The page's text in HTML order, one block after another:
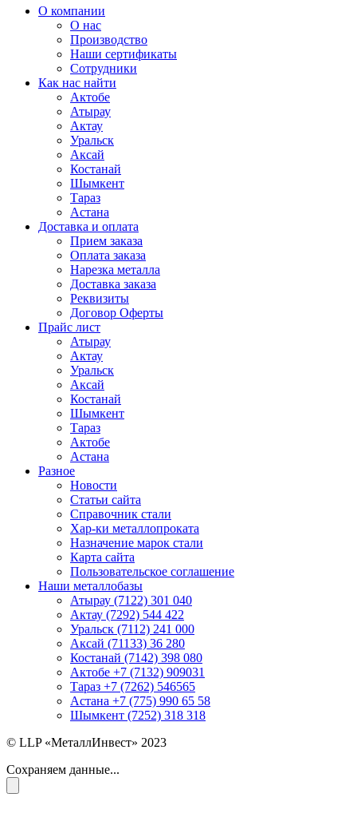
О компании
О нас
Производство
Наши сертификаты
Сотрудники
Как нас найти
Актобе
Атырау
Актау
Уральск
Аксай
Костанай
Шымкент
Тараз
Астана
Доставка и оплата
Прием заказа
Оплата заказа
Нарезка металла
Доставка заказа
Реквизиты
Договор Оферты
Прайс лист
Атырау
Актау
Уральск
Аксай
Костанай
Шымкент
Тараз
Актобе
Астана
Разное
Новости
Статьи сайта
Справочник стали
Хар-ки металлопроката
Назначение марок стали
Карта сайта
Пользовательское соглашение
Наши металлобазы
Атырау (7122) 301 040
Актау (7292) 544 422
Уральск (7112) 241 000
Аксай (71133) 36 280
Костанай (7142) 398 080
Актобе +7 (7132) 909031
Тараз +7 (7262) 546565
Астана +7 (775) 990 65 58
Шымкент (7252) 318 318
© LLP «МеталлИнвест» 2023
Сохраняем данные...